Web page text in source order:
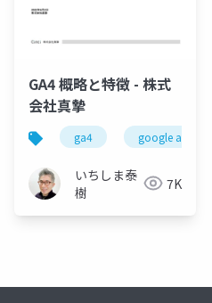
GA4 概略と特徴 - 株式
会社真摯
ga4 google analytics
いちしま泰
樹
7K